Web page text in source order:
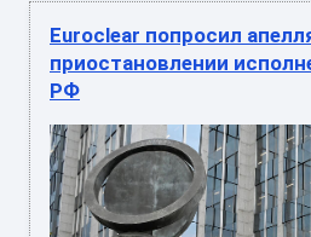
Euroclear попросил
приостановлении
РФ